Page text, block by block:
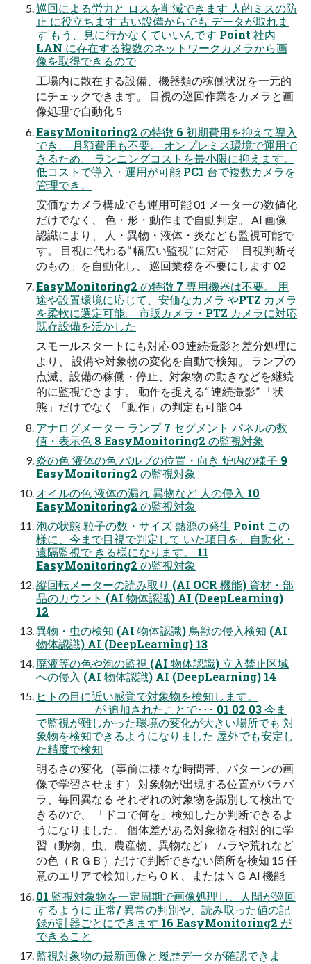
巡回による労力と ロスを削減できます 人的ミスの防
止 に役立ちます 古い設備からでも データが取れま
す もう、見に⾏かなくていいんです Point 社内
LAN に存在する複数のネットワークカメラから画
像を取得できるので
工場内に散在する設備、機器類の稼働状況を⼀元的
にチェックできます。 目視の巡回作業をカメラと画
像処理で⾃動化 5
EasyMonitoring2 の特徴 6 初期費用を抑えて導入
でき、 月額費⽤も不要。 オンプレミス環境で運用で
きるため、 ランニングコストを最小限に抑えます。
低コストで導入・運用が可能 PC1 台で複数カメラを
管理でき、
安価なカメラ構成でも運用可能 01 メーターの数値化
だけでなく、 色・形・動作まで自動判定。 AI 画像
認識により、 人・異物・液体・炎なども監視可能で
す。 目視に代わる“ 幅広い監視” に対応 「目視判断そ
のもの」を自動化し、 巡回業務を不要にします 02
EasyMonitoring2 の特徴 7 専用機器は不要。 用
途や設置環境に応じて、安価なカメラ やPTZ カメラ
を柔軟に選定可能。 市販カメラ・PTZ カメラに対応
既存設備を活かした
スモールスタートにも対応 03 連続撮影と差分処理に
より、 設備や対象物の変化を自動で検知。 ランプの
点滅、設備の稼働・停止、対象物 の動きなどを継続
的に監視できます。 動作を捉える“ 連続撮影” 「状
態」だけでなく 「動作」の判定も可能 04
アナログメーター ランプ 7 セグメント パネルの数
値・表示色 8 EasyMonitoring2 の監視対象
炎の色 液体の色 バルブの位置・向き 炉内の様子 9
EasyMonitoring2 の監視対象
オイルの色 液体の漏れ 異物など 人の侵入 10
EasyMonitoring2 の監視対象
泡の状態 粒子の数・サイズ 熱源の発生 Point この
様に、今まで目視で判定して いた項目を、自動化・
遠隔監視で きる様になります。 11
EasyMonitoring2 の監視対象
縦回転メーターの読み取り (AI OCR 機能) 資材・部
品のカウント (AI 物体認識) AI (DeepLearning)
12
異物・虫の検知 (AI 物体認識) 鳥獣の侵入検知 (AI
物体認識) AI (DeepLearning) 13
廃液等の色や泡の監視 (AI 物体認識) 立入禁止区域
への侵入 (AI 物体認識) AI (DeepLearning) 14
ヒトの目に近い感覚で対象物を検知します。
が 追加されたことで･･･ 01 02 03 今ま
で監視が難しかった環境の変化が大きい場所でも 対
象物を検知できるようになりました 屋外でも安定し
た精度で検知
明るさの変化 （事前に様々な時間帯、パターンの画
像で学習させます） 対象物が出現する位置がバラバ
ラ、毎回異なる それぞれの対象物を識別して検出で
きるので、 「ドコで何を」検知したか判断できるよ
うになりました。 個体差がある対象物を相対的に学
習（動物、虫、農産物、異物など） ムラや荒れなど
の色（ＲＧＢ）だけで判断できない箇所を検知 15 任
意のエリアで検知したらＯＫ、またはＮＧ AI 機能
01 監視対象物を一定周期で画像処理し、人間が巡回
するように 正常/ 異常の判別や、読み取った値の記
録が計器ごとにできます 16 EasyMonitoring2 が
できること
監視対象物の最新画像と履歴データが確認できま